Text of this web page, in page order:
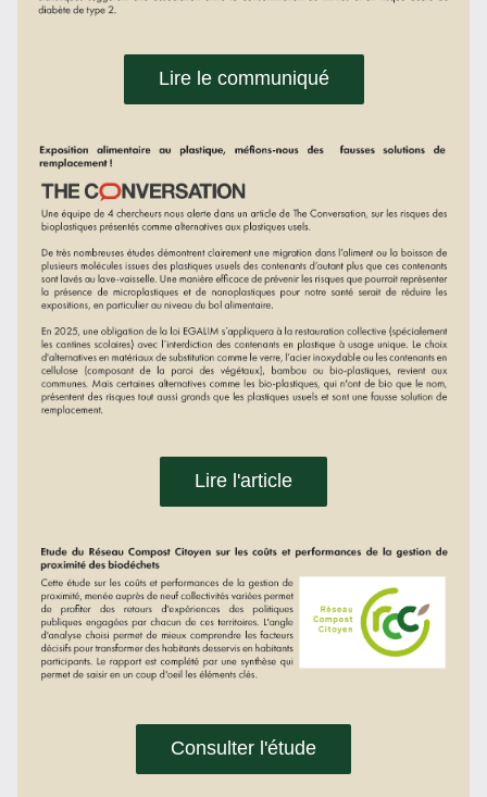
Lire le communiqué
Lire l'article
Consulter l'étude